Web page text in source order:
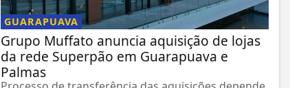
GUARAPUAVA
Grupo Muffato anuncia aquisição de lojas
da rede Superpão em Guarapuava e
Palmas